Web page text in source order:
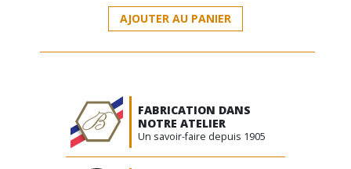
initial
était :
36,95 €.
actuel
est :
31,50 €.
AJOUTER AU PANIER
FABRICATION DANS
NOTRE ATELIER
Un savoir-faire depuis 1905